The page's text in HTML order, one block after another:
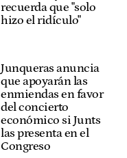
recuerda que "solo
hizo el ridículo"
Junqueras anuncia
que apoyarán las
enmiendas en favor
del concierto
económico si Junts
las presenta en el
Congreso